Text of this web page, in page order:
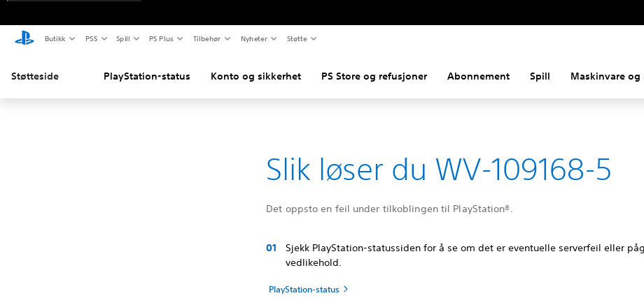
Butikk PS5 Spill PS Plus Tilbehør Nyheter Støtte
Støtteside PlayStation-status Konto og sikkerhet PS Store og refusjoner Abonnement Spill Maskinvare og
Slik løser du WV-109168-5
Det oppsto en feil under tilkoblingen til PlayStation®.
Sjekk PlayStation-statussiden for å se om det er eventuelle serverfeil eller
vedlikehold.
PlayStation-status